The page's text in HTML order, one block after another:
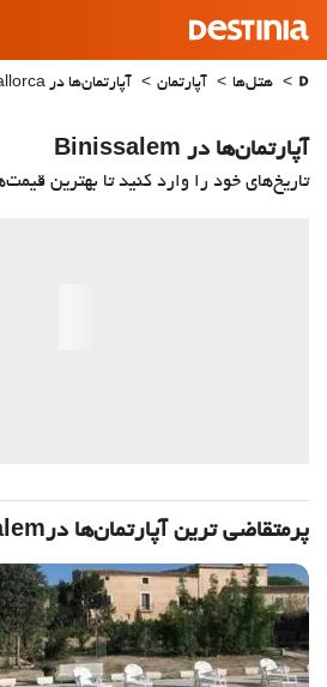
هتل‌ها آپارتمان آپارتمان‌ها در Mallorca
آپارتمان‌ها در Binissalem
تاریخ‌های خود را وارد کنید تا بهترین
پرمتقاضی ترین آپارتمان‌‌ها درBinissalem